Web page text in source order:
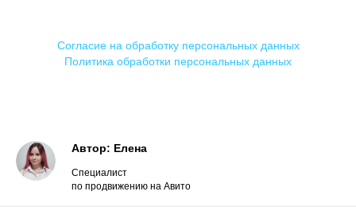
Согласие на обработку персональных данных
Политика обработки персональных данных
Автор: Елена
Специалист
по продвижению на Авито